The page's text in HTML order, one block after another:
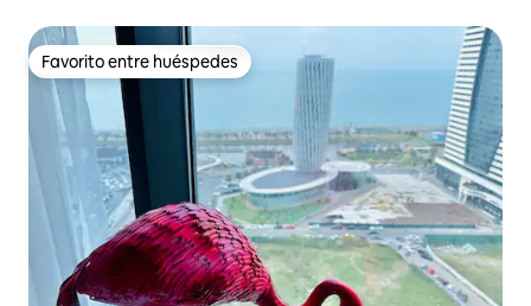
Favorito entre huéspedes
Favorito entre huéspedes